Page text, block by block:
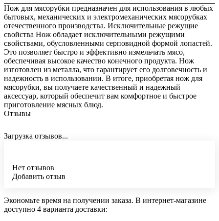
Нож для мясорубки предназначен для использования в любых
бытовых, механических и электромеханических мясорубках
отечественного производства. Исключительные режущие
свойства Нож обладает исключительными режущими
свойствами, обусловленными серповидной формой лопастей.
Это позволяет быстро и эффективно измельчать мясо,
обеспечивая высокое качество конечного продукта. Нож
изготовлен из металла, что гарантирует его долговечность и
надежность в использовании. В итоге, приобретая нож для
мясорубки, вы получаете качественный и надежный
аксессуар, который обеспечит вам комфортное и быстрое
приготовление мясных блюд.
Отзывы
Загрузка отзывов...
Нет отзывов
Добавить отзыв
Экономьте время на получении заказа. В интернет-магазине
доступно 4 варианта доставки: